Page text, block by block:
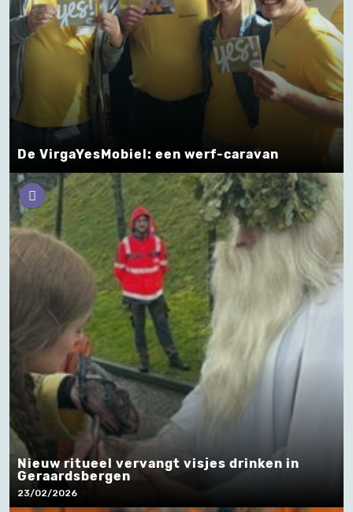
De VirgaYesMobiel: een werf-caravan
Nieuw ritueel vervangt visjes drinken in
Geraardsbergen
23/02/2026